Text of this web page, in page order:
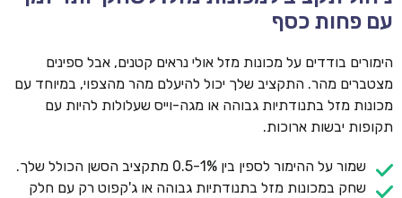
עם פחות כסף
הימורים בודדים על מכונות מזל אולי נראים קטנים, אבל ספינים
מצטברים מהר. התקציב שלך יכול להיעלם מהר מהצפוי, במיוחד עם
מכונות מזל בתנודתיות גבוהה או מגה-וייס שעלולות להיות עם
תקופות יבשות ארוכות.
שמור על ההימור לספין בין 0.5-1% מתקציב הסשן הכולל שלך.
שחק במכונות מזל בתנודתיות גבוהה או ג'קפוט רק עם חלק